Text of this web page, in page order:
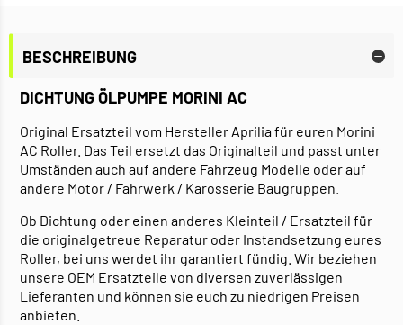
BESCHREIBUNG
DICHTUNG ÖLPUMPE MORINI AC
Original Ersatzteil vom Hersteller Aprilia für euren Morini
AC Roller. Das Teil ersetzt das Originalteil und passt unter
Umständen auch auf andere Fahrzeug Modelle oder auf
andere Motor / Fahrwerk / Karosserie Baugruppen.
Ob Dichtung oder einen anderes Kleinteil / Ersatzteil für
die originalgetreue Reparatur oder Instandsetzung eures
Roller, bei uns werdet ihr garantiert fündig. Wir beziehen
unsere OEM Ersatzteile von diversen zuverlässigen
Lieferanten und können sie euch zu niedrigen Preisen
anbieten.